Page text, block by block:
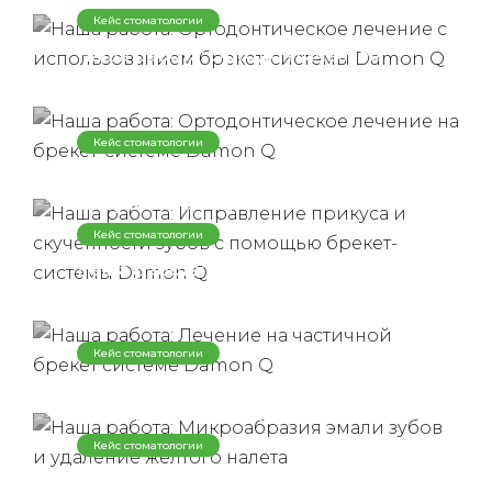
системы Damon Q
Кейс стоматологии
Наша работа: Ортодонтическое
Кейс стоматологии
и скученности зубов с помощью
брекет-системы Damon Q
Кейс стоматологии
Наша работа: Лечение на
Кейс стоматологии
зубов и удаление желтого налета
Кейс стоматологии